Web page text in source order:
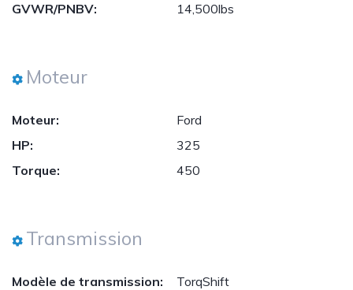
GVWR/PNBV:
14,500lbs
Moteur
Moteur:
Ford
HP:
325
Torque:
450
Transmission
Modèle de transmission:
TorqShift